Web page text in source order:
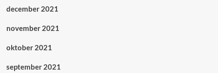
december 2021
november 2021
oktober 2021
september 2021